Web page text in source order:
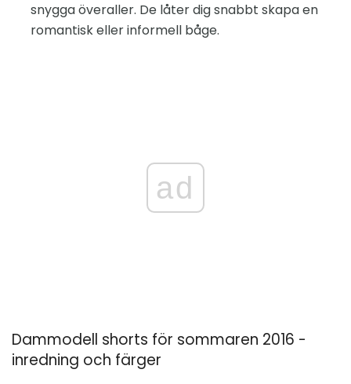
snygga överaller. De låter dig snabbt skapa en
romantisk eller informell båge.
ad
Dammodell shorts för sommaren 2016 -
inredning och färger